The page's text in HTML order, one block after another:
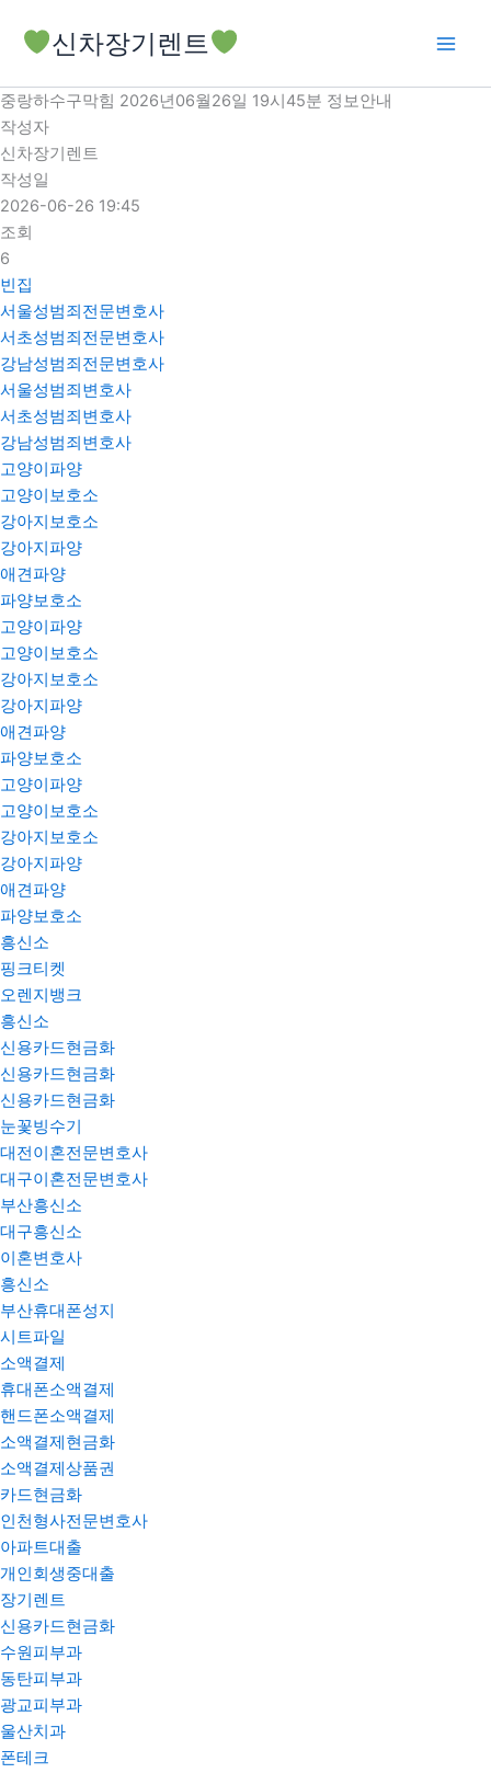
로
건
너
뛰
기
신차장기렌트
중랑하수구막힘 2026년06월26일 19시45분 정보안내
작성자
신차장기렌트
작성일
2026-06-26 19:45
조회
6
빈집
서울성범죄전문변호사
서초성범죄전문변호사
강남성범죄전문변호사
서울성범죄변호사
서초성범죄변호사
강남성범죄변호사
고양이파양
고양이보호소
강아지보호소
강아지파양
애견파양
파양보호소
고양이파양
고양이보호소
강아지보호소
강아지파양
애견파양
파양보호소
고양이파양
고양이보호소
강아지보호소
강아지파양
애견파양
파양보호소
흥신소
핑크티켓
오렌지뱅크
흥신소
신용카드현금화
신용카드현금화
신용카드현금화
눈꽃빙수기
대전이혼전문변호사
대구이혼전문변호사
부산흥신소
대구흥신소
이혼변호사
흥신소
부산휴대폰성지
시트파일
소액결제
휴대폰소액결제
핸드폰소액결제
소액결제현금화
소액결제상품권
카드현금화
인천형사전문변호사
아파트대출
개인회생중대출
장기렌트
신용카드현금화
수원피부과
동탄피부과
광교피부과
울산치과
폰테크